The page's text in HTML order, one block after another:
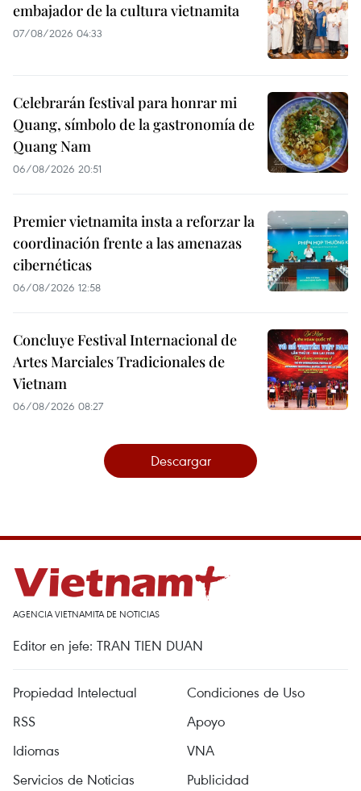
embajador de la cultura vietnamita
07/08/2026 04:33
Celebrarán festival para honrar mi
Quang, símbolo de la gastronomía de
Quang Nam
06/08/2026 20:51
Premier vietnamita insta a reforzar la
coordinación frente a las amenazas
cibernéticas
06/08/2026 12:58
Concluye Festival Internacional de
Artes Marciales Tradicionales de
Vietnam
06/08/2026 08:27
Descargar
AGENCIA VIETNAMITA DE NOTICIAS
Editor en jefe: TRAN TIEN DUAN
Propiedad Intelectual
Condiciones de Uso
RSS
Apoyo
Idiomas
VNA
Servicios de Noticias
Publicidad